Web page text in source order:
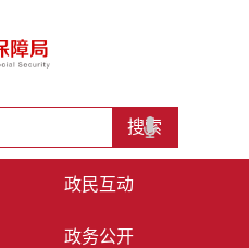
政民互动
政务公开